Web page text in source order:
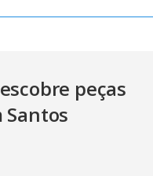
peças
Santos